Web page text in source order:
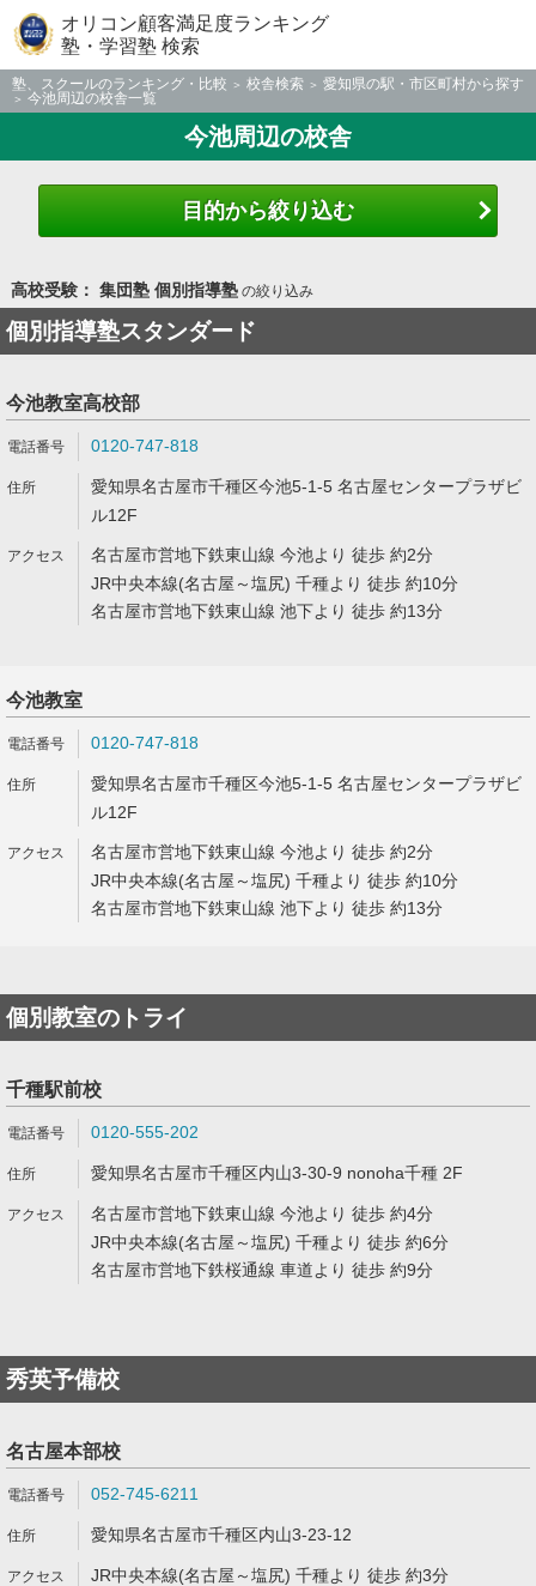
オリコン顧客満足度ランキング
塾・学習塾 検索
塾、スクールのランキング・比較 校舎検索
愛知県の駅・市区町村から探す
今池周辺の校舎一覧
今池周辺の校舎
目的から絞り込む
高校受験： 集団塾 個別指導塾の絞り込み
個別指導塾スタンダード
今池教室高校部
0120-747-818
愛知県名古屋市千種区今池5-1-5 名古屋センタープラザビ
ル12F
名古屋市営地下鉄東山線 今池より 徒歩 約2分
JR中央本線(名古屋～塩尻) 千種より 徒歩 約10分
名古屋市営地下鉄東山線 池下より 徒歩 約13分
今池教室
0120-747-818
愛知県名古屋市千種区今池5-1-5 名古屋センタープラザビ
ル12F
名古屋市営地下鉄東山線 今池より 徒歩 約2分
JR中央本線(名古屋～塩尻) 千種より 徒歩 約10分
名古屋市営地下鉄東山線 池下より 徒歩 約13分
個別教室のトライ
千種駅前校
0120-555-202
愛知県名古屋市千種区内山3-30-9 nonoha千種 2F
名古屋市営地下鉄東山線 今池より 徒歩 約4分
JR中央本線(名古屋～塩尻) 千種より 徒歩 約6分
名古屋市営地下鉄桜通線 車道より 徒歩 約9分
秀英予備校
名古屋本部校
052-745-6211
愛知県名古屋市千種区内山3-23-12
JR中央本線(名古屋～塩尻) 千種より 徒歩 約3分